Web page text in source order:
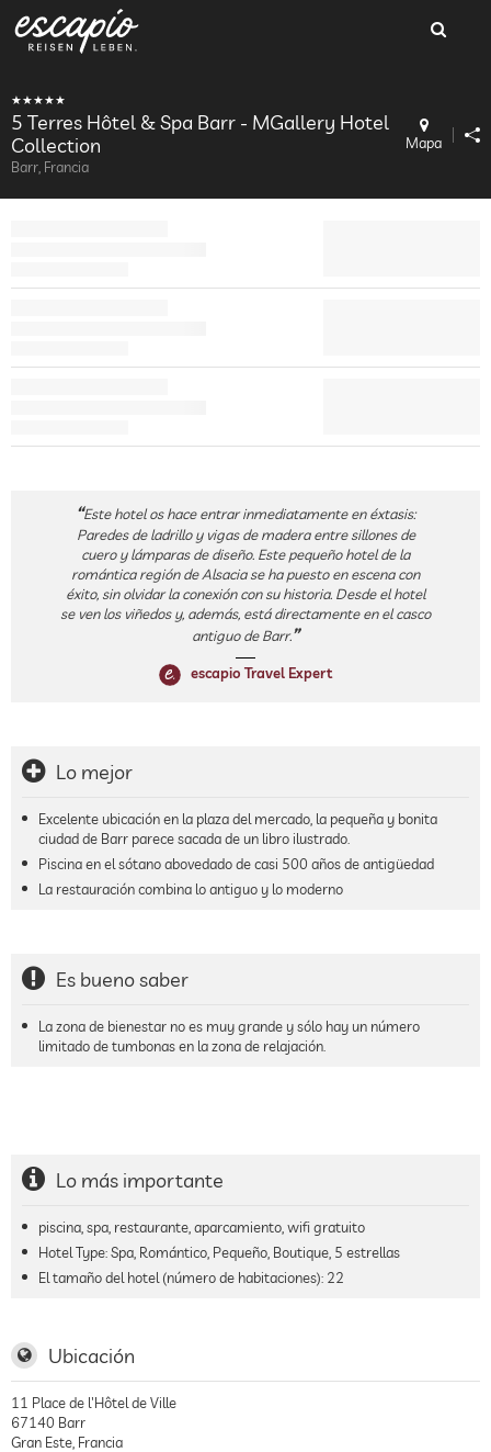
5 Terres Hôtel & Spa Barr - MGallery Hotel
Collection
Barr, Francia
Mapa
Este hotel os hace entrar inmediatamente en éxtasis:
Paredes de ladrillo y vigas de madera entre sillones de
cuero y lámparas de diseño. Este pequeño hotel de la
romántica región de Alsacia se ha puesto en escena con
éxito, sin olvidar la conexión con su historia. Desde el hotel
se ven los viñedos y, además, está directamente en el casco
antiguo de Barr.
escapio Travel Expert
Lo mejor
Excelente ubicación en la plaza del mercado, la pequeña y bonita
ciudad de Barr parece sacada de un libro ilustrado.
Piscina en el sótano abovedado de casi 500 años de antigüedad
La restauración combina lo antiguo y lo moderno
Es bueno saber
La zona de bienestar no es muy grande y sólo hay un número
limitado de tumbonas en la zona de relajación.
Lo más importante
piscina, spa, restaurante, aparcamiento, wifi gratuito
Hotel Type: Spa, Romántico, Pequeño, Boutique, 5 estrellas
El tamaño del hotel (número de habitaciones): 22
Ubicación
11 Place de l'Hôtel de Ville
67140 Barr
Gran Este Francia